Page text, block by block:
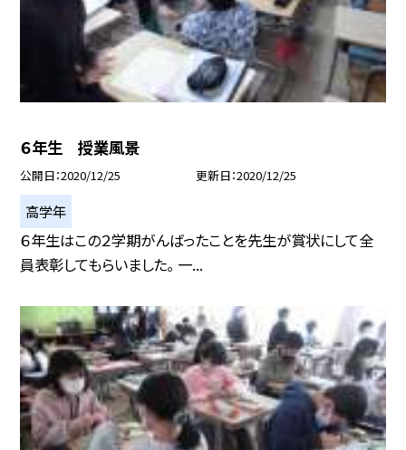
６年生 授業風景
公開日 2020/12/25 更新日 2020/12/25
高学年
６年生はこの２学期がんばったことを先生が賞状にして全
員表彰してもらいました。 一...